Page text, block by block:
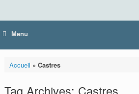
Menu
Accueil » Castres
Tag Archives: Castres